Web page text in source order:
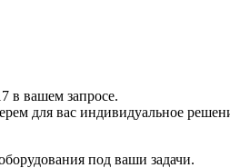
в вашем запросе.
для вас индивидуальное
под ваши задачи.